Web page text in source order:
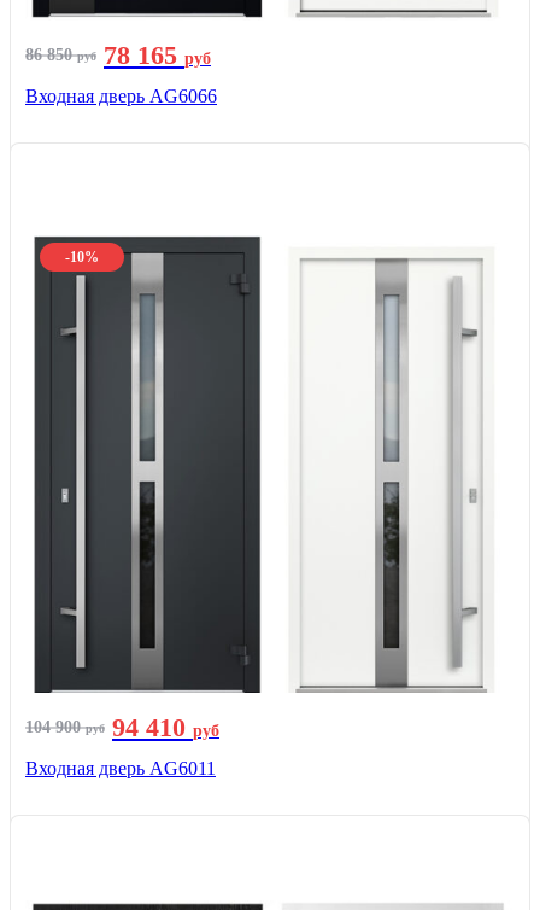
86 850руб 78 165 руб
Входная дверь AG6066
-10%
104 900руб 94 410 руб
Входная дверь AG6011